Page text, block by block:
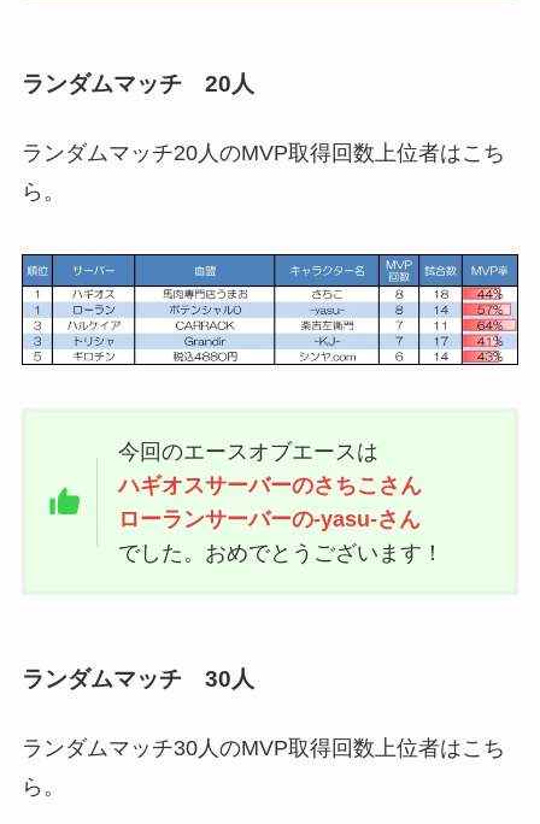
ランダムマッチ 20人
ランダムマッチ20人のMVP取得回数上位者はこち
ら。
今回のエースオブエースは
ハギオスサーバーのさちこさん
ローランサーバーの-yasu-さん
でした。おめでとうございます！
ランダムマッチ 30人
ランダムマッチ30人のMVP取得回数上位者はこち
ら。